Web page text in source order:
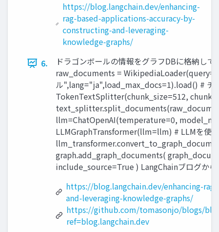
https://blog.langchain.dev/enhancing-
rag-based-applications-accuracy-by-
constructing-and-leveraging-
knowledge-graphs/
6.
ドラゴンボールの情報をグラフDBに格納し
raw_documents =
ル",lang="ja",load_max_docs=1).load() #
TokenTextSplitter(chunk_size=512,
llm=ChatOpenAI(temperature=0,
LLMGraphTransformer(llm=llm) # LLMを使
graph.add_graph_documents(
include_source=True ) LangChainブログか
https://blog.langchain.dev/enhancing-
and-leveraging-knowledge-graphs/
https://github.com/tomasonjo/blogs/
ref=blog.langchain.dev